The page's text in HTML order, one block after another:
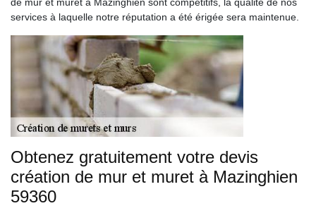
services à laquelle notre réputation a été érigée sera maintenue.
Obtenez gratuitement votre devis
création de mur et muret à Mazinghien
59360